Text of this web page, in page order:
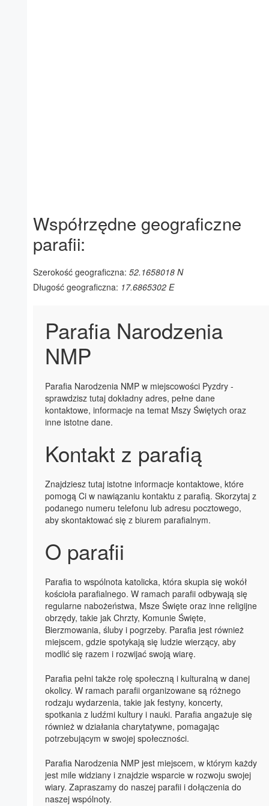
Współrzędne geograficzne
parafii:
Szerokość geograficzna: 52.1658018 N
Długość geograficzna: 17.6865302 E
Parafia Narodzenia
NMP
Parafia Narodzenia NMP w miejscowości Pyzdry -
sprawdzisz tutaj dokładny adres, pełne dane
kontaktowe, informacje na temat Mszy Świętych oraz
inne istotne dane.
Kontakt z parafią
Znajdziesz tutaj istotne informacje kontaktowe, które
pomogą Ci w nawiązaniu kontaktu z parafią. Skorzytaj z
podanego numeru telefonu lub adresu pocztowego,
aby skontaktować się z biurem parafialnym.
O parafii
Parafia to wspólnota katolicka, która skupia się wokół
kościoła parafialnego. W ramach parafii odbywają się
regularne nabożeństwa, Msze Święte oraz inne religijne
obrzędy, takie jak Chrzty, Komunie Święte,
Bierzmowania, śluby i pogrzeby. Parafia jest również
miejscem, gdzie spotykają się ludzie wierzący, aby
modlić się razem i rozwijać swoją wiarę.
Parafia pełni także rolę społeczną i kulturalną w danej
okolicy. W ramach parafii organizowane są różnego
rodzaju wydarzenia, takie jak festyny, koncerty,
spotkania z ludźmi kultury i nauki. Parafia angażuje się
również w działania charytatywne, pomagając
potrzebującym w swojej społeczności.
Parafia Narodzenia NMP jest miejscem, w którym każdy
jest mile widziany i znajdzie wsparcie w rozwoju swojej
wiary. Zapraszamy do naszej parafii i dołączenia do
naszej wspólnoty.